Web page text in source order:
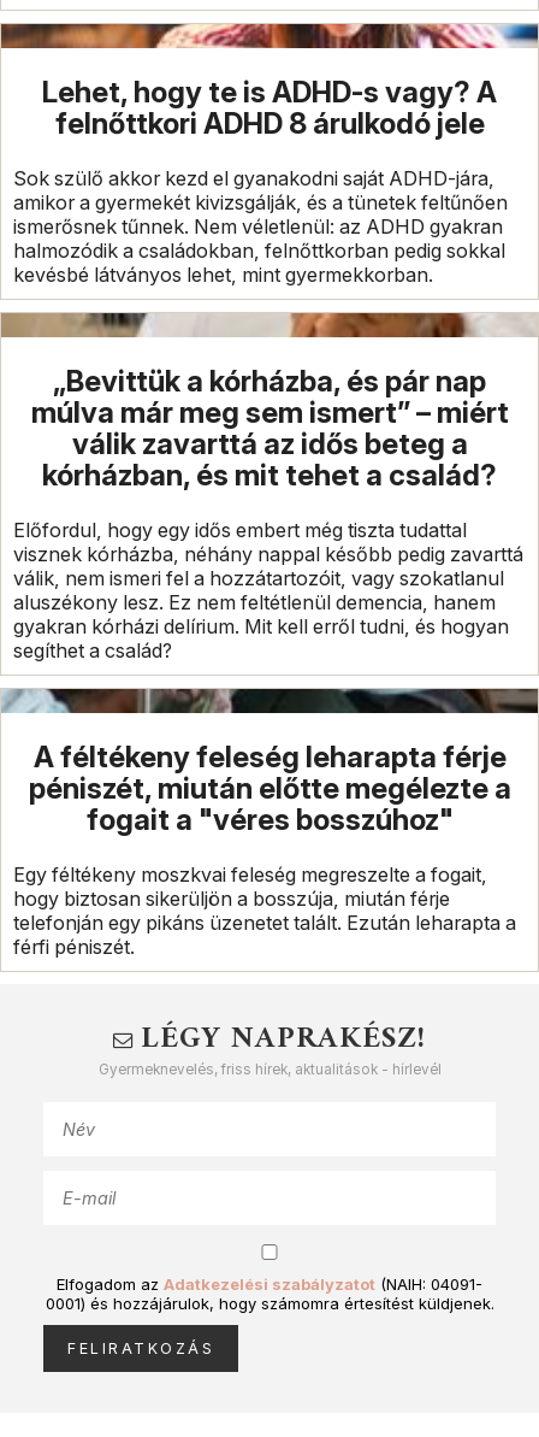
Lehet, hogy te is ADHD-s vagy? A
felnőttkori ADHD 8 árulkodó jele
Sok szülő akkor kezd el gyanakodni saját ADHD-jára,
amikor a gyermekét kivizsgálják, és a tünetek feltűnően
ismerősnek tűnnek. Nem véletlenül: az ADHD gyakran
halmozódik a családokban, felnőttkorban pedig sokkal
kevésbé látványos lehet, mint gyermekkorban.
„Bevittük a kórházba, és pár nap
múlva már meg sem ismert” – miért
válik zavarttá az idős beteg a
kórházban, és mit tehet a család?
Előfordul, hogy egy idős embert még tiszta tudattal
visznek kórházba, néhány nappal később pedig zavarttá
válik, nem ismeri fel a hozzátartozóit, vagy szokatlanul
aluszékony lesz. Ez nem feltétlenül demencia, hanem
gyakran kórházi delírium. Mit kell erről tudni, és hogyan
segíthet a család?
A féltékeny feleség leharapta férje
péniszét, miután előtte megélezte a
fogait a "véres bosszúhoz"
Egy féltékeny moszkvai feleség megreszelte a fogait,
hogy biztosan sikerüljön a bosszúja, miután férje
telefonján egy pikáns üzenetet talált. Ezután leharapta a
férfi péniszét.
LÉGY NAPRAKÉSZ!
Gyermeknevelés, friss hírek, aktualitások - hírlevél
Elfogadom az Adatkezelési szabályzatot (NAIH: 04091-
0001) és hozzájárulok, hogy számomra értesítést küldjenek.